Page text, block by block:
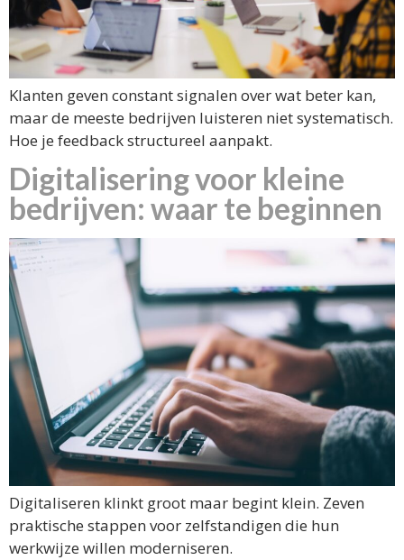
Klanten geven constant signalen over wat beter kan,
maar de meeste bedrijven luisteren niet systematisch.
Hoe je feedback structureel aanpakt.
Digitalisering voor kleine
bedrijven: waar te beginnen
Digitaliseren klinkt groot maar begint klein. Zeven
praktische stappen voor zelfstandigen die hun
werkwijze willen moderniseren.